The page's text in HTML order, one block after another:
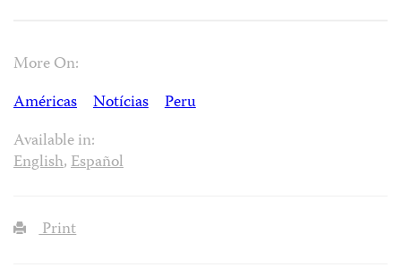
More On:
Américas
Notícias
Peru
Available in:
English,Español
Print